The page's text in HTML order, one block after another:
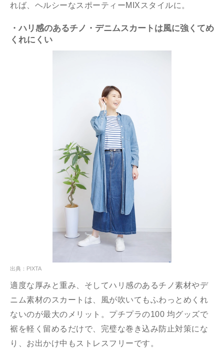
れば、ヘルシーなスポーティーMIXスタイルに。
・ハリ感のあるチノ・デニムスカートは風に強くてめ
くれにくい
出典：PIXTA
適度な厚みと重み、そしてハリ感のあるチノ素材やデ
ニム素材のスカートは、風が吹いてもふわっとめくれ
ないのが最大のメリット。プチプラの100 均グッズで
裾を軽く留めるだけで、完璧な巻き込み防止対策にな
り、お出かけ中もストレスフリーです。